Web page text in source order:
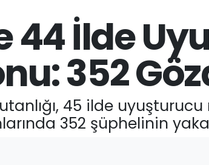
44 İlde
352
45 ilde
352 şüphelinin